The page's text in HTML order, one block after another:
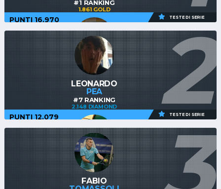
#1 RANKING
1.861 GOLD
SIMONE
DURANTI
#17 RANKING
1.546 SILVER
PUNTI 16.970 TESTE DI SERIE
2
LEONARDO
PEA
#7 RANKING
2.148 DIAMOND
ANDREA
LODA
#23 RANKING
1.271 BRONZE
PUNTI 12.079 TESTE DI SERIE
FABIO